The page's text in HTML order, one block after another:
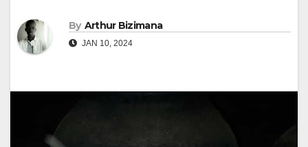
By Arthur Bizimana
JAN 10, 2024